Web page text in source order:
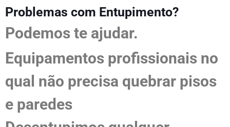
Problemas com Entupimento?
Podemos te ajudar.
Equipamentos profissionais no
qual não precisa quebrar pisos
e paredes